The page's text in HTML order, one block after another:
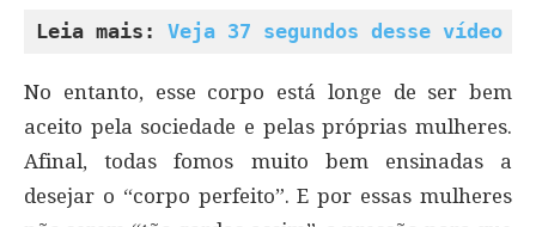
Leia mais: Veja 37 segundos desse vídeo
No entanto, esse corpo está longe de ser bem
aceito pela sociedade e pelas próprias mulheres.
Afinal, todas fomos muito bem ensinadas a
desejar o “corpo perfeito”. E por essas mulheres